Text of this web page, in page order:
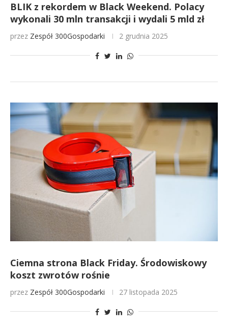
BLIK z rekordem w Black Weekend. Polacy
wykonali 30 mln transakcji i wydali 5 mld zł
przez Zespół 300Gospodarki 2 grudnia 2025
Ciemna strona Black Friday. Środowiskowy
koszt zwrotów rośnie
przez Zespół 300Gospodarki 27 listopada 2025